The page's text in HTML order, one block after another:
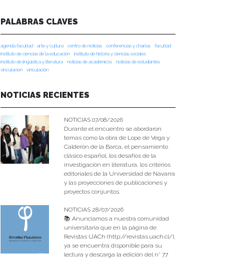
PALABRAS CLAVES
agenda facultad arte y cultura centro de noticias conferencias y charlas
facultad
instituto de ciencias de la educación
instituto de historia y ciencias sociales
instituto de lingüística y literatura
noticias de académicos
noticias de estudiantes
vinculacion
vinculación
NOTICIAS RECIENTES
NOTICIAS 07/08/2026
Durante el encuentro se abordaron
temas como la obra de Lope de Vega y
Calderón de la Barca, el pensamiento
clásico español, los desafíos de la
investigación en literatura, los criterios
editoriales de la Universidad de Navarra
y las proyecciones de publicaciones y
proyectos conjuntos.
NOTICIAS 28/07/2026
📚 Anunciamos a nuestra comunidad
universitaria que en la página de
Revistas UACh (http://revistas.uach.cl/),
ya se encuentra disponible para su
lectura y descarga la edición del n° 77